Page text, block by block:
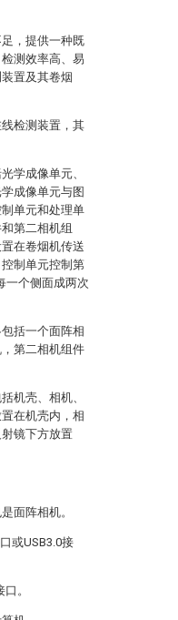
，提供一种既
测效率高、易
置及其卷烟
检测装置，其
学成像单元、
成像单元与图
单元和处理单
第二相机组
在卷烟机传送
制单元控制第
一个侧面成两次
括一个面阵相
第二相机组件
机壳、相机、
在机壳内，相
镜下方放置
面阵相机。
或USB3.0接
。